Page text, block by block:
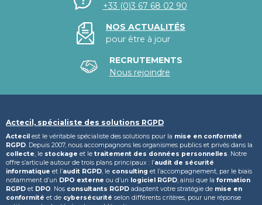
+33 (0)3 67 68 02 90
NOS ACTUALITÉS
pour être à jour
RECRUTEMENTS
Nous rejoindre
Actecil, spécialiste des solutions RGPD
Actecil est le véritable spécialiste des solutions pour la mise en conformité
RGPD . Depuis 2007, nous accompagnons les organismes publics et privés dans la
collecte , le stockage et le traitement des données personnelles . Notre
offre s’articule autour de trois plans principaux : l’audit de sécurité
informatique et l’audit RGPD , le consulting et l’accompagnement, par le biais
notamment d’un DPO externe ou d’un logiciel RGPD , ainsi que la formation
RGPD et DPO . Nos consultants RGPD adaptent votre stratégie de mise en
conformité et de cybersécurité selon différents critères, pour une réponse